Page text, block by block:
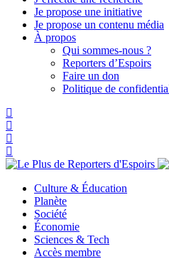
Je propose une initiative
Je propose un contenu média
À propos
Qui sommes-nous ?
Reporters d’Espoirs
Faire un don
Politique de
Culture & Éducation
Planète
Société
Économie
Sciences & Tech
Accès membre